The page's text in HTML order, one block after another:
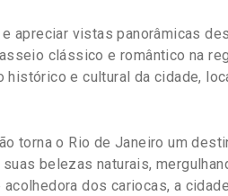
apreciar vistas panorâmicas
clássico e romântico na
histórico e cultural da cidade,
torna o Rio de Janeiro um
belezas naturais,
dos cariocas, a